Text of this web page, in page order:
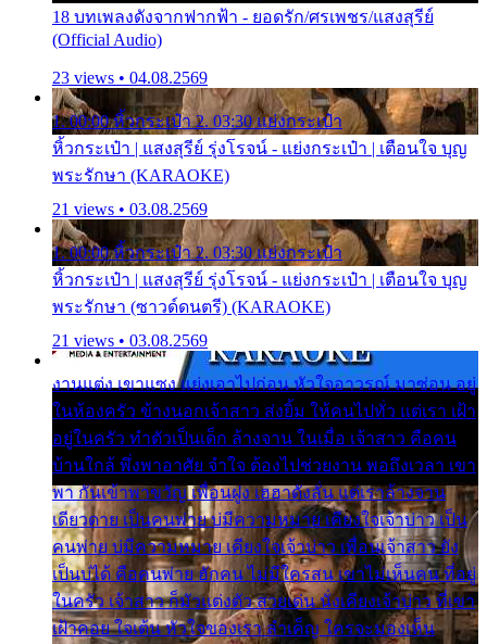
18 บทเพลงดังจากฟากฟ้า - ยอดรัก/ศรเพชร/แสงสุรีย์
(Official Audio)
23 views • 04.08.2569
1. 00:00 หิ้วกระเป๋า 2. 03:30 แย่งกระเป๋า
หิ้วกระเป๋า | แสงสุรีย์ รุ่งโรจน์ - แย่งกระเป๋า | เตือนใจ บุญ
พระรักษา (KARAOKE)
21 views • 03.08.2569
1. 00:00 หิ้วกระเป๋า 2. 03:30 แย่งกระเป๋า
หิ้วกระเป๋า | แสงสุรีย์ รุ่งโรจน์ - แย่งกระเป๋า | เตือนใจ บุญ
พระรักษา (ซาวด์ดนตรี) (KARAOKE)
21 views • 03.08.2569
งานแต่ง เขาแซง แย่งเอาไปก่อน หัวใจอาวรณ์ มาซ่อน อยู่
ในห้องครัว ข้างนอกเจ้าสาว ส่งยิ้ม ให้คนไปทั่ว แต่เรา เฝ้า
อยู่ในครัว ทำตัวเป็นเด็ก ล้างจาน ในเมื่อ เจ้าสาว คือคน
บ้านใกล้ พึ่งพาอาศัย จำใจ ต้องไปช่วยงาน พอถึงเวลา เขา
พา กันเข้าพาขวัญ เพื่อนฝูง เฮฮาดังลั่น แต่เราล้างจาน
เดียวดาย เป็นคนพ่าย บ่มีความหมาย เคียงใจเจ้าบ่าว เป็น
คนพ่าย บ่มีความหมาย เคียงใจเจ้าบ่าว เพื่อนเจ้าสาว ยัง
เป็นบ่ได้ คือคนพ่าย ฮักคน ไม่มีใครสน เขาไม่เห็นคน ที่อยู่
ในครัว เจ้าสาว ก็มัวแต่งตัว สวยเด่น นั่งเคียงเจ้าบ่าว ที่เขา
เฝ้าคอย ใจเต้น หัวใจของเรา ลำเค็ญ ใครจะมองเห็น